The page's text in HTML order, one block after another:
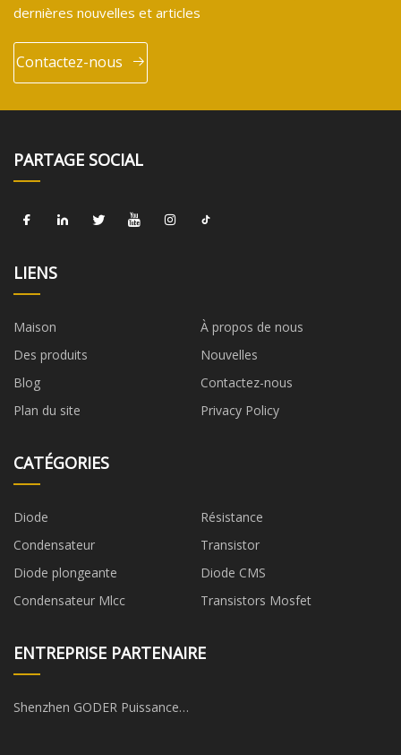
dernières nouvelles et articles
Contactez-nous
PARTAGE SOCIAL
LIENS
Maison
À propos de nous
Des produits
Nouvelles
Blog
Contactez-nous
Plan du site
Privacy Policy
CATÉGORIES
Diode
Résistance
Condensateur
Transistor
Diode plongeante
Diode CMS
Condensateur Mlcc
Transistors Mosfet
ENTREPRISE PARTENAIRE
Shenzhen GODER Puissance